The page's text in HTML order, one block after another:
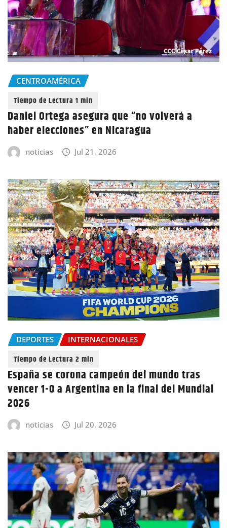
CENTROAMÉRICA
Daniel Ortega asegura que “no volverá a
haber elecciones” en Nicaragua
noticias Jul 21, 2026
DEPORTES INTERNACIONALES
España se corona campeón del mundo tras
vencer 1-0 a Argentina en la final del Mundial
2026
noticias Jul 20, 2026